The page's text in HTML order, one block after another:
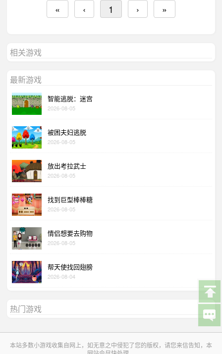
« ‹ 1 › »
相关游戏
最新游戏
智能逃脱：迷宫
2026-08-05
被困夫妇逃脱
2026-08-05
放出考拉武士
2026-08-05
找到巨型棒棒糖
2026-08-05
情侣想要去购物
2026-08-05
帮天使找回翅膀
2026-08-04
热门游戏
本站多数小游戏收集自网上，如无意之中侵犯了您的版权，请您来信告知，本